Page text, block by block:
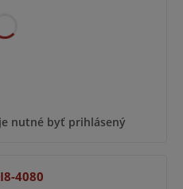
nutné byť prihlásený
4080